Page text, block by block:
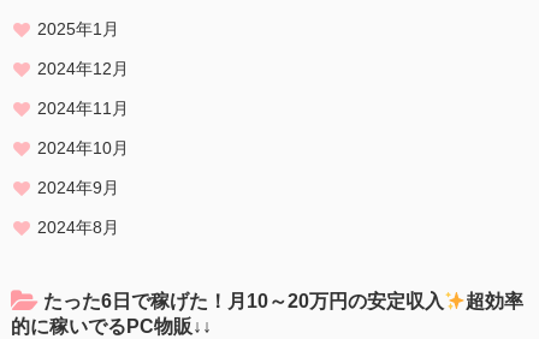
2025年1月
2024年12月
2024年11月
2024年10月
2024年9月
2024年8月
たった6日で稼げた！月10～20万円の安定収入
超効率
的に稼いでるPC物販↓↓